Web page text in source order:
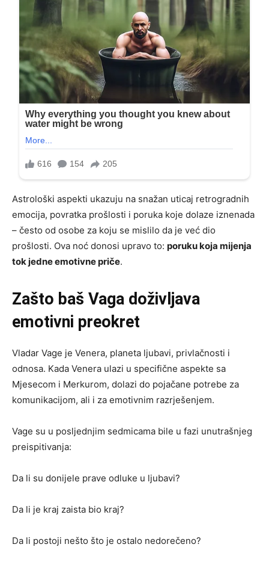
Astrološki aspekti ukazuju na snažan uticaj retrogradnih
emocija, povratka prošlosti i poruka koje dolaze iznenada
– često od osobe za koju se mislilo da je već dio
prošlosti. Ova noć donosi upravo to: poruku koja mijenja
tok jedne emotivne priče.
Zašto baš Vaga doživljava
emotivni preokret
Vladar Vage je Venera, planeta ljubavi, privlačnosti i
odnosa. Kada Venera ulazi u specifične aspekte sa
Mjesecom i Merkurom, dolazi do pojačane potrebe za
komunikacijom, ali i za emotivnim razrješenjem.
Vage su u posljednjim sedmicama bile u fazi unutrašnjeg
preispitivanja:
Da li su donijele prave odluke u ljubavi?
Da li je kraj zaista bio kraj?
Da li postoji nešto što je ostalo nedorečeno?